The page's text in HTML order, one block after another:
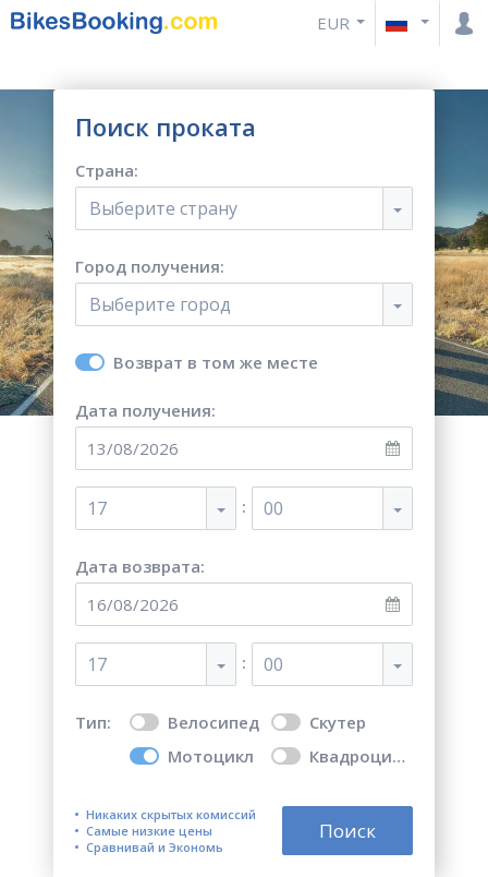
EUR
Поиск проката
Страна:
Выберите страну
Город получения:
Выберите город
Возврат в том же месте
Дата получения:
17 : 00
Дата возврата:
17 : 00
Тип: Велосипед
Скутер
Мотоцикл
Квадроцикл
Никаких скрытых комиссий
Самые низкие цены
Сравнивай и Экономь
Поиск